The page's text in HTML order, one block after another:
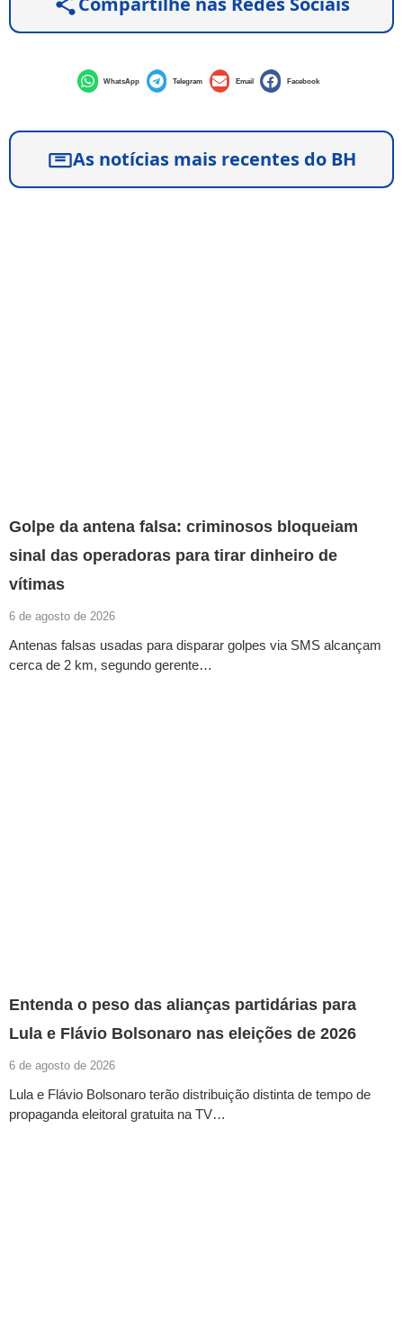
WhatsApp Telegram Email Facebook
As notícias mais recentes do BH
Golpe da antena falsa: criminosos bloqueiam
sinal das operadoras para tirar dinheiro de
vítimas
6 de agosto de 2026
Antenas falsas usadas para disparar golpes via SMS alcançam
cerca de 2 km, segundo gerente…
Entenda o peso das alianças partidárias para
Lula e Flávio Bolsonaro nas eleições de 2026
6 de agosto de 2026
Lula e Flávio Bolsonaro terão distribuição distinta de tempo de
propaganda eleitoral gratuita na TV…